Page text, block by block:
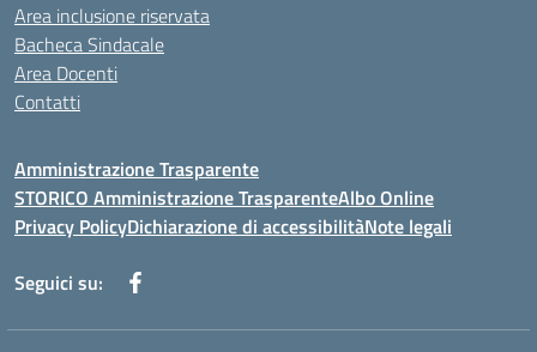
Area inclusione riservata
Bacheca Sindacale
Area Docenti
Contatti
Amministrazione Trasparente
STORICO Amministrazione TrasparenteAlbo Online
Privacy PolicyDichiarazione di accessibilitàNote legali
Seguici su: